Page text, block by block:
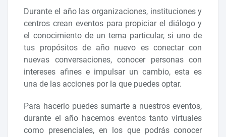
Durante el año las organizaciones, instituciones y
centros crean eventos para propiciar el diálogo y
el conocimiento de un tema particular, si uno de
tus propósitos de año nuevo es conectar con
nuevas conversaciones, conocer personas con
intereses afines e impulsar un cambio, esta es
una de las acciones por la que puedes optar.
Para hacerlo puedes sumarte a nuestros eventos,
durante el año hacemos eventos tanto virtuales
como presenciales, en los que podrás conocer